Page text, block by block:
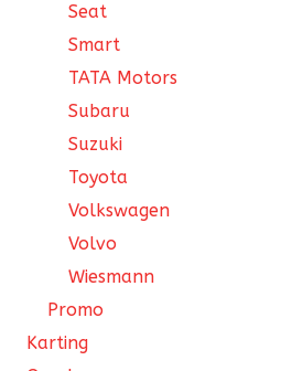
Seat
Smart
TATA Motors
Subaru
Suzuki
Toyota
Volkswagen
Volvo
Wiesmann
Promo
Karting